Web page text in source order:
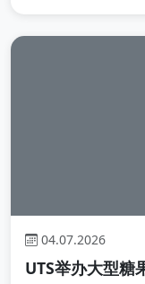
04.07.2026
UTS举办大型糖